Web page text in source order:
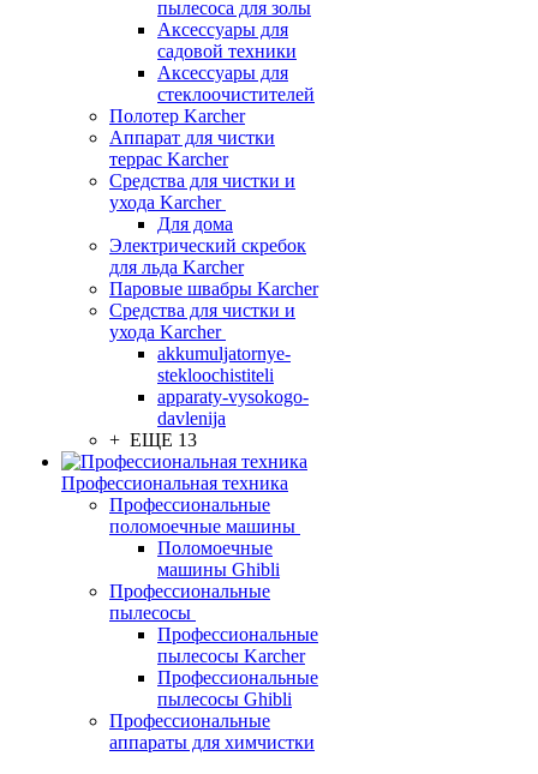
пылесоса для золы
Аксессуары для
садовой техники
Аксессуары для
стеклоочистителей
Полотер Karcher
Аппарат для чистки
террас Karcher
Средства для чистки и
ухода Karcher
Для дома
Электрический скребок
для льда Karcher
Паровые швабры Karcher
Средства для чистки и
ухода Karcher
akkumuljatornye-
stekloochistiteli
apparaty-vysokogo-
davlenija
+ ЕЩЕ 13
Профессиональная техника
Профессиональные
поломоечные машины
Поломоечные
машины Ghibli
Профессиональные
пылесосы
Профессиональные
пылесосы Karcher
Профессиональные
пылесосы Ghibli
Профессиональные
аппараты для химчистки